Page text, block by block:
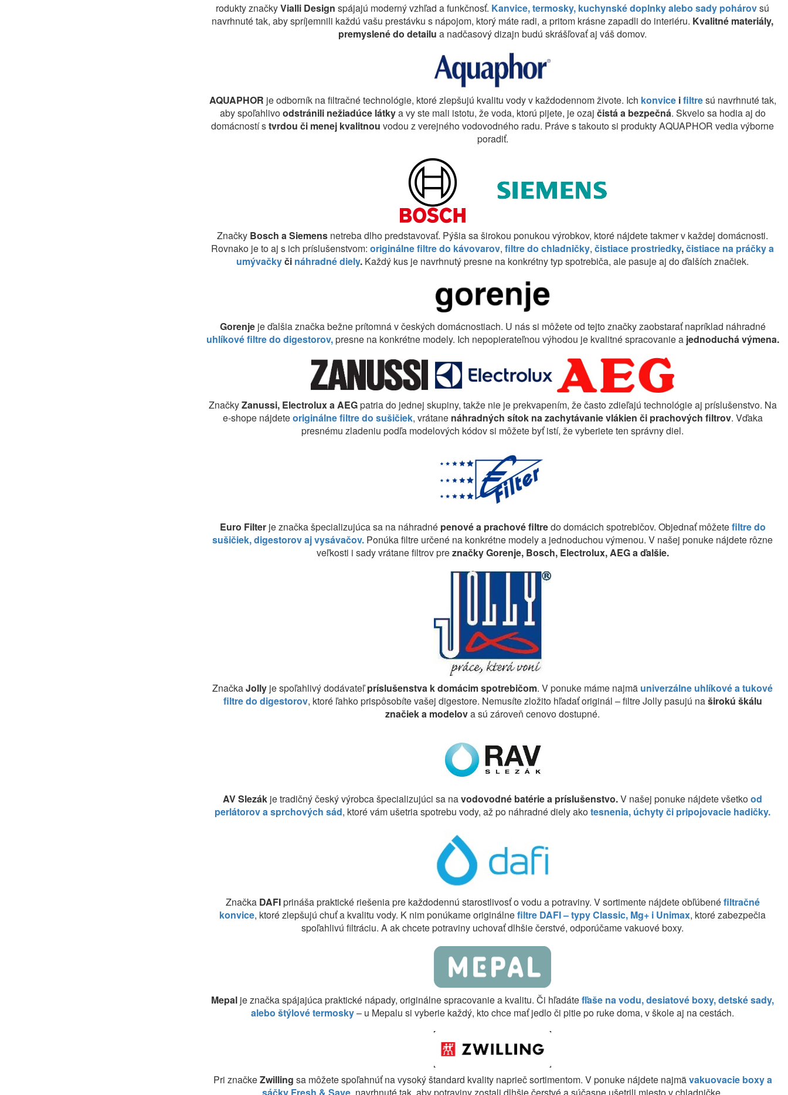
rodukty značkyVialli Design spájajú moderný vzhľad a funkčnosť. Kanvice, termosky, kuchynské doplnky alebo sady pohárovsú
navrhnuté tak, aby spríjemnili každú vašu prestávku s nápojom, ktorý máte radi, a pritom krásne zapadli do interiéru. Kvalitné materiály,
premyslené do detailu a nadčasový dizajn budú skrášľovať aj váš domov.
AQUAPHOR je odborník na filtračné technológie, ktoré zlepšujú kvalitu vody v každodennom živote. Ich konvice ifiltresú navrhnuté tak,
aby spoľahlivoodstránili nežiadúce látkya vy ste mali istotu, že voda, ktorú pijete, je ozaj čistá a bezpečná. Skvelo sa hodia aj do
domácností stvrdou či menej kvalitnou vodou z verejného vodovodného radu. Práve s takouto si produkty AQUAPHOR vedia výborne
poradiť.
Značky Bosch a Siemens netreba dlho predstavovať. Pýšia sa širokou ponukou výrobkov, ktoré nájdete takmer v každej domácnosti.
Rovnako je to aj s ich príslušenstvom: originálne filtre do kávovarov, filtre do chladničky, čistiace prostriedky,čistiace na práčky a
umývačkyči náhradné diely. Každý kus je navrhnutý presne na konkrétny typ spotrebiča, ale pasuje aj do ďalších značiek.
Gorenje je ďalšia značka bežne prítomná v českých domácnostiach. U nás si môžete od tejto značky zaobstarať napríklad náhradné
uhlíkové filtre do digestorov,presne na konkrétne modely. Ich nepopierateľnou výhodou je kvalitné spracovanie a jednoduchá výmena.
ZnačkyZanussi, Electrolux a AEGpatria do jednej skupiny, takže nie je prekvapením, že často zdieľajú technológie aj príslušenstvo. Na
e-shope nájdeteoriginálne filtre do sušičiek, vrátanenáhradných sítok na zachytávanie vlákien či prachových filtrov. Vďaka
presnému zladeniu podľa modelových kódov si môžete byť istí, že vyberiete ten správny diel.
Euro Filter je značka špecializujúca sa na náhradné penové a prachové filtredo domácich spotrebičov. Objednať môžetefiltre do
sušičiek, digestorov aj vysávačov. Ponúka filtre určené na konkrétne modely a jednoduchou výmenou. V našej ponuke nájdete rôzne
veľkosti i sady vrátane filtrov preznačky Gorenje, Bosch, Electrolux, AEG a ďalšie.
ZnačkaJolly je spoľahlivý dodávateľpríslušenstva k domácim spotrebičom. V ponuke máme najmä univerzálne uhlíkové a tukové
filtre do digestorov, ktoré ľahko prispôsobíte vašej digestore. Nemusíte zložito hľadať originál – filtre Jolly pasujú naširokú škálu
značiek a modelova sú zároveň cenovo dostupné.
AV Slezák je tradičný český výrobca špecializujúci sa navodovodné batérie a príslušenstvo.V našej ponuke nájdete všetkood
perlátorov a sprchových sád, ktoré vám ušetria spotrebu vody, až po náhradné diely akotesnenia, úchyty či pripojovacie hadičky.
Značka DAFIprináša praktické riešenia pre každodennú starostlivosť o vodu a potraviny. V sortimente nájdete obľúbenéfiltračné
konvice, ktoré zlepšujú chuť a kvalitu vody. K nim ponúkame originálnefiltre DAFI – typy Classic, Mg+ i Unimax, ktoré zabezpečia
spoľahlivú filtráciu. A ak chcete potraviny uchovať dlhšie čerstvé, odporúčame vakuové boxy.
Mepal je značka spájajúca praktické nápady, originálne spracovanie a kvalitu. Či hľadátefľaše na vodu, desiatové boxy, detské sady,
alebo štýlové termosky– u Mepalu si vyberie každý, kto chce mať jedlo či pitie po ruke doma, v škole aj na cestách.
Pri značkeZwilling sa môžete spoľahnúť na vysoký štandard kvality naprieč sortimentom. V ponuke nájdete najmävakuovacie boxy a
sáčky Fresh & Save , navrhnuté tak, aby potraviny zostali dlhšie čerstvé a súčasne ušetrili miesto v chladničke.